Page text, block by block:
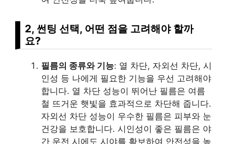
2, 썬팅 선택, 어떤 점을 고려해야 할까
요?
필름의 종류와 기능: 열 차단, 자외선 차단, 시
인성 등 나에게 필요한 기능을 우선 고려해야
합니다. 열 차단 성능이 뛰어난 필름은 여름
철 뜨거운 햇빛을 효과적으로 차단해 줍니다.
자외선 차단 성능이 우수한 필름은 피부와 눈
건강을 보호합니다. 시인성이 좋은 필름은 야
간 운전 시에도 시야를 확보하여 안전성을 높